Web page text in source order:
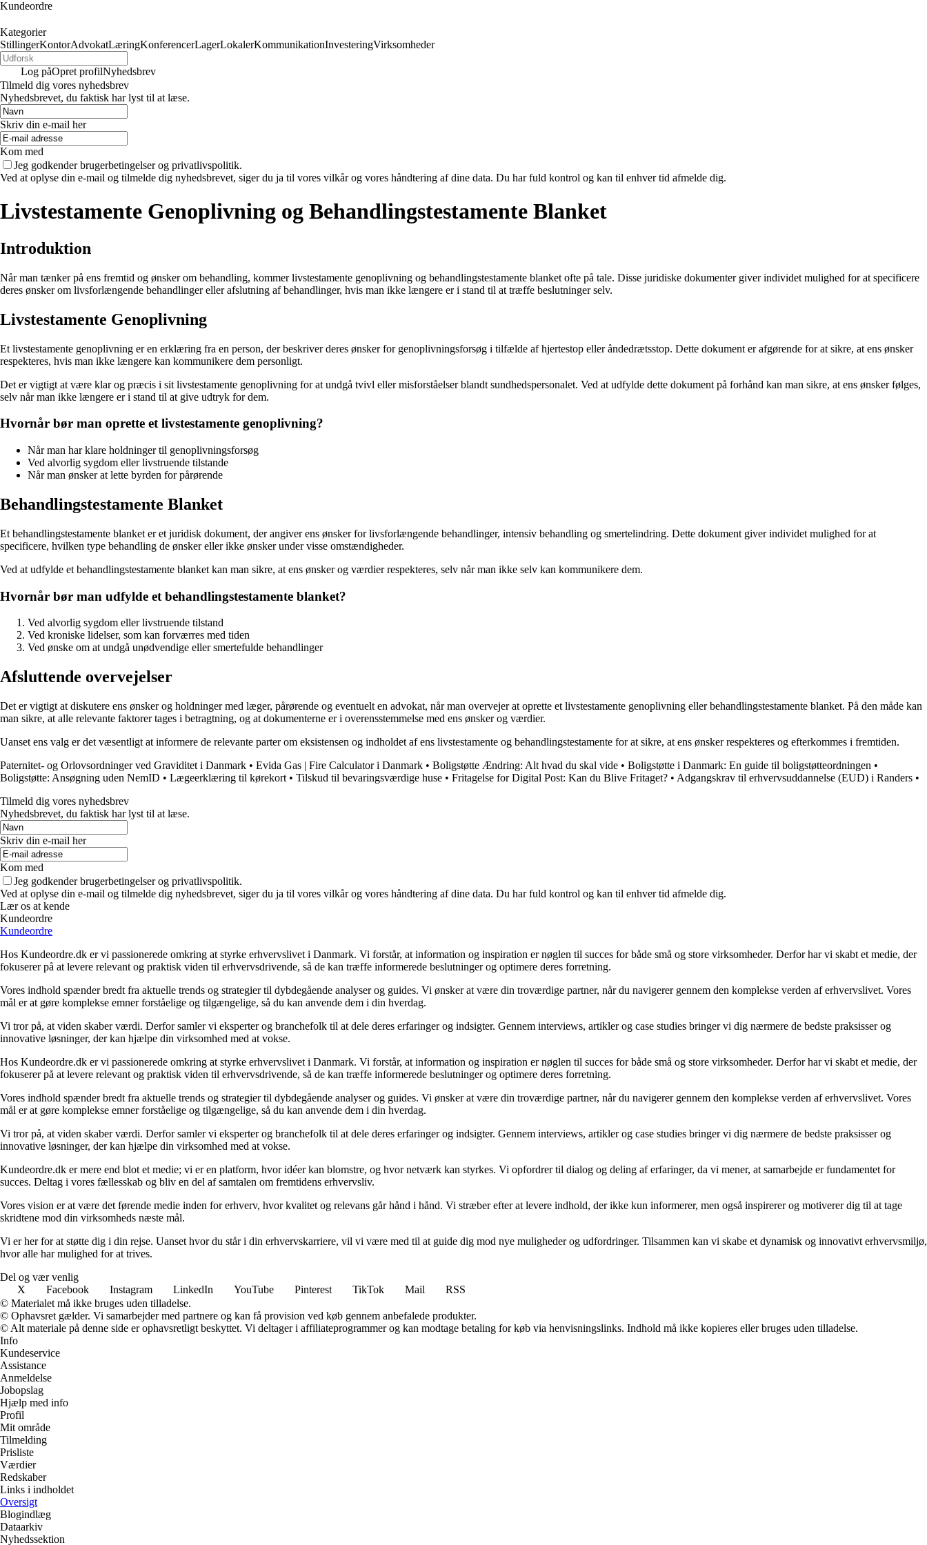
Kundeordre
Kategorier
StillingerKontorAdvokatLæringKonferencerLagerLokalerKommunikationInvesteringVirksomheder
Log påOpret profilNyhedsbrev
Tilmeld dig vores nyhedsbrev
Nyhedsbrevet, du faktisk har lyst til at læse.
Skriv din e-mail her
Kom med
Jeg godkender brugerbetingelser og privatlivspolitik.
Ved at oplyse din e-mail og tilmelde dig nyhedsbrevet, siger du ja til vores vilkår og vores håndtering af dine data. Du har fuld kontrol og kan til enhver tid afmelde dig.
Livstestamente Genoplivning og Behandlingstestamente Blanket
Introduktion
Når man tænker på ens fremtid og ønsker om behandling, kommer livstestamente genoplivning og behandlingstestamente blanket ofte på tale. Disse juridiske dokumenter giver individet mulighed for at specificere
deres ønsker om livsforlængende behandlinger eller afslutning af behandlinger, hvis man ikke længere er i stand til at træffe beslutninger selv.
Livstestamente Genoplivning
Et livstestamente genoplivning er en erklæring fra en person, der beskriver deres ønsker for genoplivningsforsøg i tilfælde af hjertestop eller åndedrætsstop. Dette dokument er afgørende for at sikre, at ens ønsker
respekteres, hvis man ikke længere kan kommunikere dem personligt.
Det er vigtigt at være klar og præcis i sit livstestamente genoplivning for at undgå tvivl eller misforståelser blandt sundhedspersonalet. Ved at udfylde dette dokument på forhånd kan man sikre, at ens ønsker følges,
selv når man ikke længere er i stand til at give udtryk for dem.
Hvornår bør man oprette et livstestamente genoplivning?
Når man har klare holdninger til genoplivningsforsøg
Ved alvorlig sygdom eller livstruende tilstande
Når man ønsker at lette byrden for pårørende
Behandlingstestamente Blanket
Et behandlingstestamente blanket er et juridisk dokument, der angiver ens ønsker for livsforlængende behandlinger, intensiv behandling og smertelindring. Dette dokument giver individet mulighed for at
specificere, hvilken type behandling de ønsker eller ikke ønsker under visse omstændigheder.
Ved at udfylde et behandlingstestamente blanket kan man sikre, at ens ønsker og værdier respekteres, selv når man ikke selv kan kommunikere dem.
Hvornår bør man udfylde et behandlingstestamente blanket?
Ved alvorlig sygdom eller livstruende tilstand
Ved kroniske lidelser, som kan forværres med tiden
Ved ønske om at undgå unødvendige eller smertefulde behandlinger
Afsluttende overvejelser
Det er vigtigt at diskutere ens ønsker og holdninger med læger, pårørende og eventuelt en advokat, når man overvejer at oprette et livstestamente genoplivning eller behandlingstestamente blanket. På den måde kan
man sikre, at alle relevante faktorer tages i betragtning, og at dokumenterne er i overensstemmelse med ens ønsker og værdier.
Uanset ens valg er det væsentligt at informere de relevante parter om eksistensen og indholdet af ens livstestamente og behandlingstestamente for at sikre, at ens ønsker respekteres og efterkommes i fremtiden.
Paternitet- og Orlovsordninger ved Graviditet i Danmark • Evida Gas | Fire Calculator i Danmark • Boligstøtte Ændring: Alt hvad du skal vide • Boligstøtte i Danmark: En guide til boligstøtteordningen •
Boligstøtte: Ansøgning uden NemID • Lægeerklæring til kørekort • Tilskud til bevaringsværdige huse • Fritagelse for Digital Post: Kan du Blive Fritaget? • Adgangskrav til erhvervsuddannelse (EUD) i Randers •
Tilmeld dig vores nyhedsbrev
Nyhedsbrevet, du faktisk har lyst til at læse.
Skriv din e-mail her
Kom med
Jeg godkender brugerbetingelser og privatlivspolitik.
Ved at oplyse din e-mail og tilmelde dig nyhedsbrevet, siger du ja til vores vilkår og vores håndtering af dine data. Du har fuld kontrol og kan til enhver tid afmelde dig.
Lær os at kende
Kundeordre
Kundeordre
Hos Kundeordre.dk er vi passionerede omkring at styrke erhvervslivet i Danmark. Vi forstår, at information og inspiration er nøglen til succes for både små og store virksomheder. Derfor har vi skabt et medie, der
fokuserer på at levere relevant og praktisk viden til erhvervsdrivende, så de kan træffe informerede beslutninger og optimere deres forretning.
Vores indhold spænder bredt fra aktuelle trends og strategier til dybdegående analyser og guides. Vi ønsker at være din troværdige partner, når du navigerer gennem den komplekse verden af erhvervslivet. Vores
mål er at gøre komplekse emner forståelige og tilgængelige, så du kan anvende dem i din hverdag.
Vi tror på, at viden skaber værdi. Derfor samler vi eksperter og branchefolk til at dele deres erfaringer og indsigter. Gennem interviews, artikler og case studies bringer vi dig nærmere de bedste praksisser og
innovative løsninger, der kan hjælpe din virksomhed med at vokse.
Hos Kundeordre.dk er vi passionerede omkring at styrke erhvervslivet i Danmark. Vi forstår, at information og inspiration er nøglen til succes for både små og store virksomheder. Derfor har vi skabt et medie, der
fokuserer på at levere relevant og praktisk viden til erhvervsdrivende, så de kan træffe informerede beslutninger og optimere deres forretning.
Vores indhold spænder bredt fra aktuelle trends og strategier til dybdegående analyser og guides. Vi ønsker at være din troværdige partner, når du navigerer gennem den komplekse verden af erhvervslivet. Vores
mål er at gøre komplekse emner forståelige og tilgængelige, så du kan anvende dem i din hverdag.
Vi tror på, at viden skaber værdi. Derfor samler vi eksperter og branchefolk til at dele deres erfaringer og indsigter. Gennem interviews, artikler og case studies bringer vi dig nærmere de bedste praksisser og
innovative løsninger, der kan hjælpe din virksomhed med at vokse.
Kundeordre.dk er mere end blot et medie; vi er en platform, hvor idéer kan blomstre, og hvor netværk kan styrkes. Vi opfordrer til dialog og deling af erfaringer, da vi mener, at samarbejde er fundamentet for
succes. Deltag i vores fællesskab og bliv en del af samtalen om fremtidens erhvervsliv.
Vores vision er at være det førende medie inden for erhverv, hvor kvalitet og relevans går hånd i hånd. Vi stræber efter at levere indhold, der ikke kun informerer, men også inspirerer og motiverer dig til at tage
skridtene mod din virksomheds næste mål.
Vi er her for at støtte dig i din rejse. Uanset hvor du står i din erhvervskarriere, vil vi være med til at guide dig mod nye muligheder og udfordringer. Tilsammen kan vi skabe et dynamisk og innovativt erhvervsmiljø,
hvor alle har mulighed for at trives.
Del og vær venlig
X
Facebook Instagram LinkedIn YouTube Pinterest TikTok Mail
RSS
© Materialet må ikke bruges uden tilladelse.
© Ophavsret gælder. Vi samarbejder med partnere og kan få provision ved køb gennem anbefalede produkter.
© Alt materiale på denne side er ophavsretligt beskyttet. Vi deltager i affiliateprogrammer og kan modtage betaling for køb via henvisningslinks. Indhold må ikke kopieres eller bruges uden tilladelse.
Info
Kundeservice
Assistance
Anmeldelse
Jobopslag
Hjælp med info
Profil
Mit område
Tilmelding
Prisliste
Værdier
Redskaber
Links i indholdet
Oversigt
Blogindlæg
Dataarkiv
Nyhedssektion